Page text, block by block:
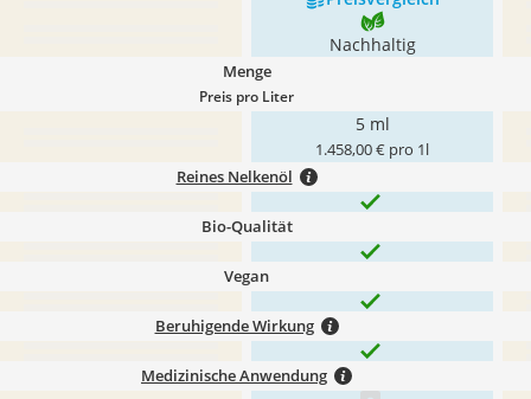
Nachhaltig
Menge
Preis pro Liter
5 ml
1.458,00 € pro 1l
Reines Nelkenöl
Bio-Qualität
Vegan
Beruhigende Wirkung
Medizinische Anwendung